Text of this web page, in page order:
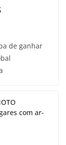
de ganhar
com ar-